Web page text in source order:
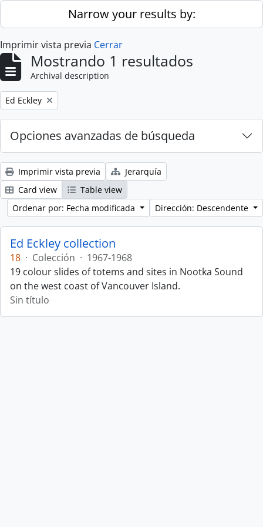
Skip to main contentNarrow your results by:
Imprimir vista previa Cerrar
Mostrando 1 resultados
Archival description
Remove filter:
Ed Eckley
Opciones avanzadas de búsqueda
Imprimir vista previa
Jerarquía
Card view
Table view
Ordenar por: Fecha modificada
Dirección: Descendente
Ed Eckley collection
18 · Colección · 1967-1968
19 colour slides of totems and sites in Nootka Sound
on the west coast of Vancouver Island.
Sin título